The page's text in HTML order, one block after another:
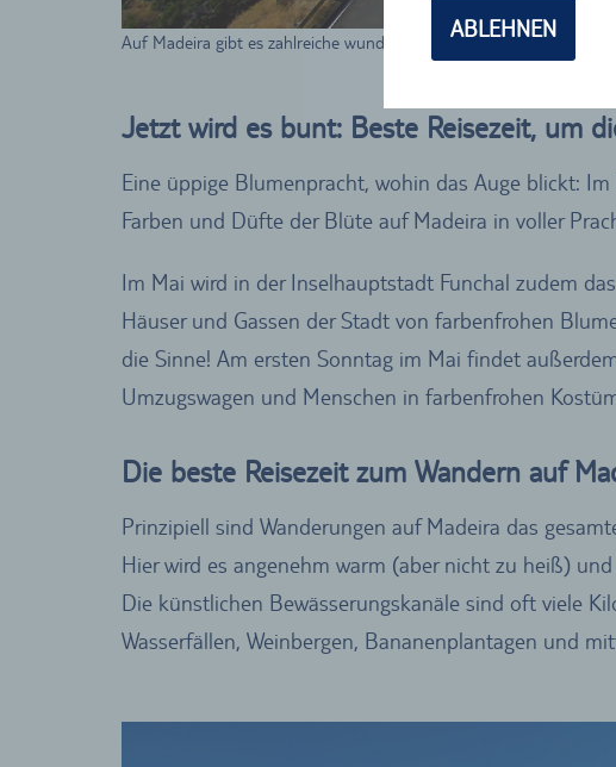
ABLEHNEN
Auf Madeira gibt es zahlreiche wunderschöne Bergstraßen
Jetzt wird es bunt: Beste Reisezeit, um
Eine üppige Blumenpracht, wohin das Auge blickt:
Farben und Düfte der Blüte auf Madeira in voller
Im Mai wird in der Inselhauptstadt Funchal zudem
Häuser und Gassen der Stadt von farbenfrohen
die Sinne! Am ersten Sonntag im Mai findet
Umzugswagen und Menschen in farbenfrohen
Die beste Reisezeit zum Wandern auf
Prinzipiell sind Wanderungen auf Madeira das
Hier wird es angenehm warm (aber nicht zu heiß)
Die künstlichen Bewässerungskanäle sind oft viele
Wasserfällen, Weinbergen, Bananenplantagen und